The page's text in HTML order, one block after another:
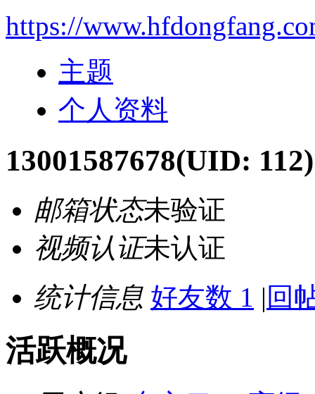
https://
主题
个人资料
13001587678(UID: 112)
邮箱状态未验证
视频认证未认证
统计信息 好友数 1 | 回
活跃概况